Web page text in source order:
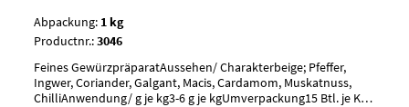
Abpackung: 1 kg
Productnr.:3046
Feines GewürzpräparatAussehen/ Charakterbeige; Pfeffer,
Ingwer, Coriander, Galgant, Macis, Cardamom, Muskatnuss,
ChilliAnwendung/ g je kg3-6 g je kgUmverpackung15 Btl. je Krt.